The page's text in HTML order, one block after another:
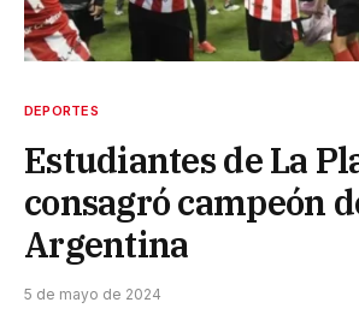
DEPORTES
Estudiantes de La
consagró campeón
Argentina
5 de mayo de 2024